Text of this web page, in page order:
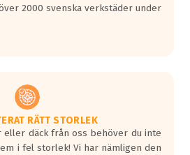
2000 svenska verkstäder under
RÄTT STORLEK
eller däck från oss behöver du inte
i fel storlek! Vi har nämligen den